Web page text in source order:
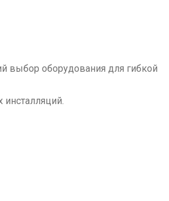
выбор оборудования для гибкой
инсталляций.